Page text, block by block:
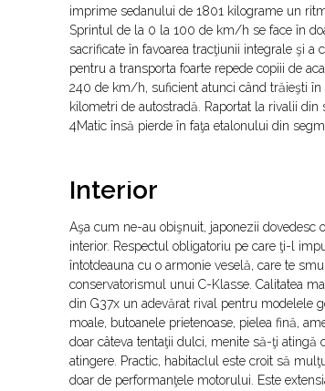
imprime sedanului de 1801 kilograme un
Sprintul de la 0 la 100 de km/h se face în
sacrificate în favoarea tracţiunii integrale şi a
pentru a transporta foarte repede copiii de
240 de km/h, suficient atunci când trăieşti în
kilometri de autostradă. Raportat la rivalii
4Matic însă pierde în faţa etalonului din
Interior
Aşa cum ne-au obişnuit, japonezii dovedesc
interior. Respectul obligatoriu pe care ţi-l
întotdeauna cu o armonie veselă, care te
conservatorismul unui C-Klasse. Calitatea
din G37x un adevărat rival pentru modelele
moale, butoanele prietenoase, pielea fină,
doar câteva tentaţii dulci, menite să-ţi atingă
atingere. Practic, habitaclul este croit să
doar de performanţele motorului. Este